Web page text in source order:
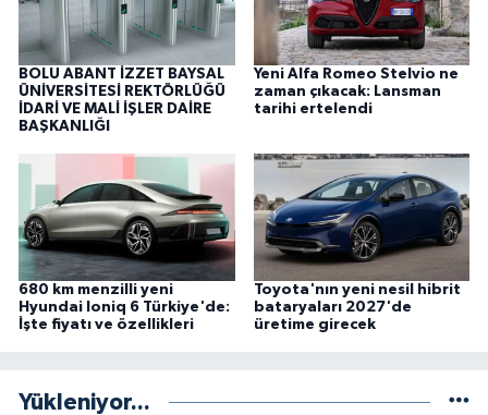
BOLU ABANT İZZET BAYSAL
ÜNİVERSİTESİ REKTÖRLÜĞÜ
İDARİ VE MALİ İŞLER DAİRE
BAŞKANLIĞI
Yeni Alfa Romeo Stelvio ne
zaman çıkacak: Lansman
tarihi ertelendi
680 km menzilli yeni
Hyundai Ioniq 6 Türkiye'de:
İşte fiyatı ve özellikleri
Toyota'nın yeni nesil hibrit
bataryaları 2027'de
üretime girecek
Yükleniyor...